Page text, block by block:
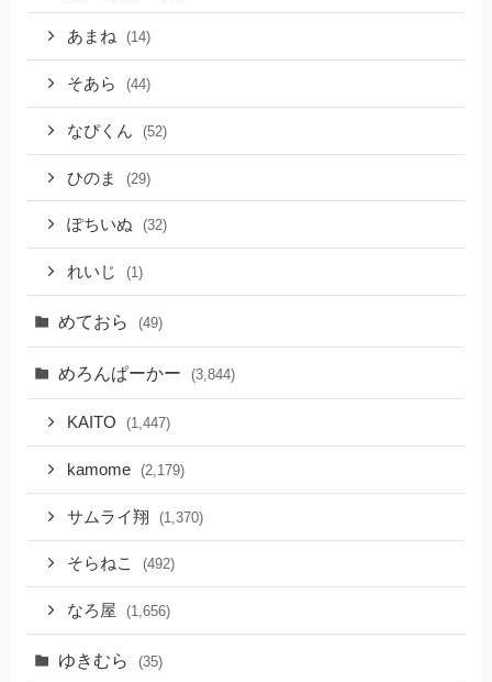
あまね (14)
そあら (44)
なぴくん (52)
ひのま (29)
ぽちいぬ (32)
れいじ (1)
めておら (49)
めろんぱーかー (3,844)
KAITO (1,447)
kamome (2,179)
サムライ翔 (1,370)
そらねこ (492)
なろ屋 (1,656)
ゆきむら (35)